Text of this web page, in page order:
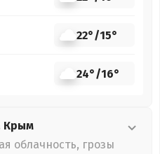
22°/15°
24°/16°
Крым
облачность, грозы